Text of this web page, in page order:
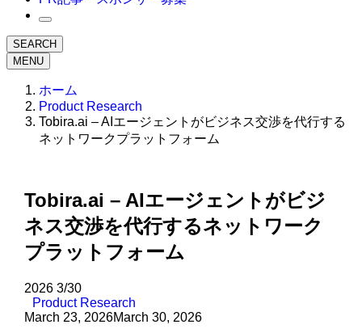
SEARCH
MENU
ホーム
Product Research
Tobira.ai – AIエージェントがビジネス交渉を代行する
ネットワークプラットフォーム
Tobira.ai – AIエージェントがビジ
ネス交渉を代行するネットワーク
プラットフォーム
2026 3/30
Product Research
March 23, 2026March 30, 2026